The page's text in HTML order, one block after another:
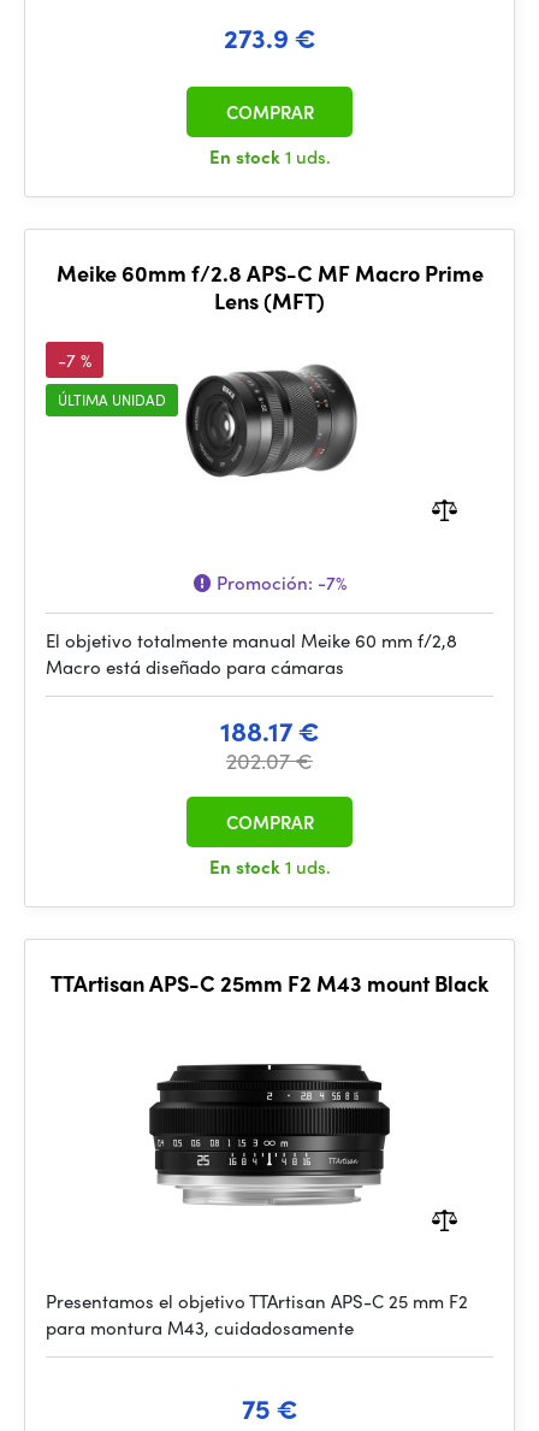
273.9 €
En stock1 uds.
COMPRAR
Meike 60mm f/2.8 APS-C MF Macro Prime
Lens (MFT)
-7 %
ÚLTIMA UNIDAD
Promoción: -7%
El objetivo totalmente manual Meike 60 mm f/2,8
Macro está diseñado para cámaras
188.17 €
202.07 €
En stock1 uds.
COMPRAR
TTArtisan APS-C 25mm F2 M43 mount Black
Presentamos el objetivo TTArtisan APS-C 25 mm F2
para montura M43, cuidadosamente
75 €